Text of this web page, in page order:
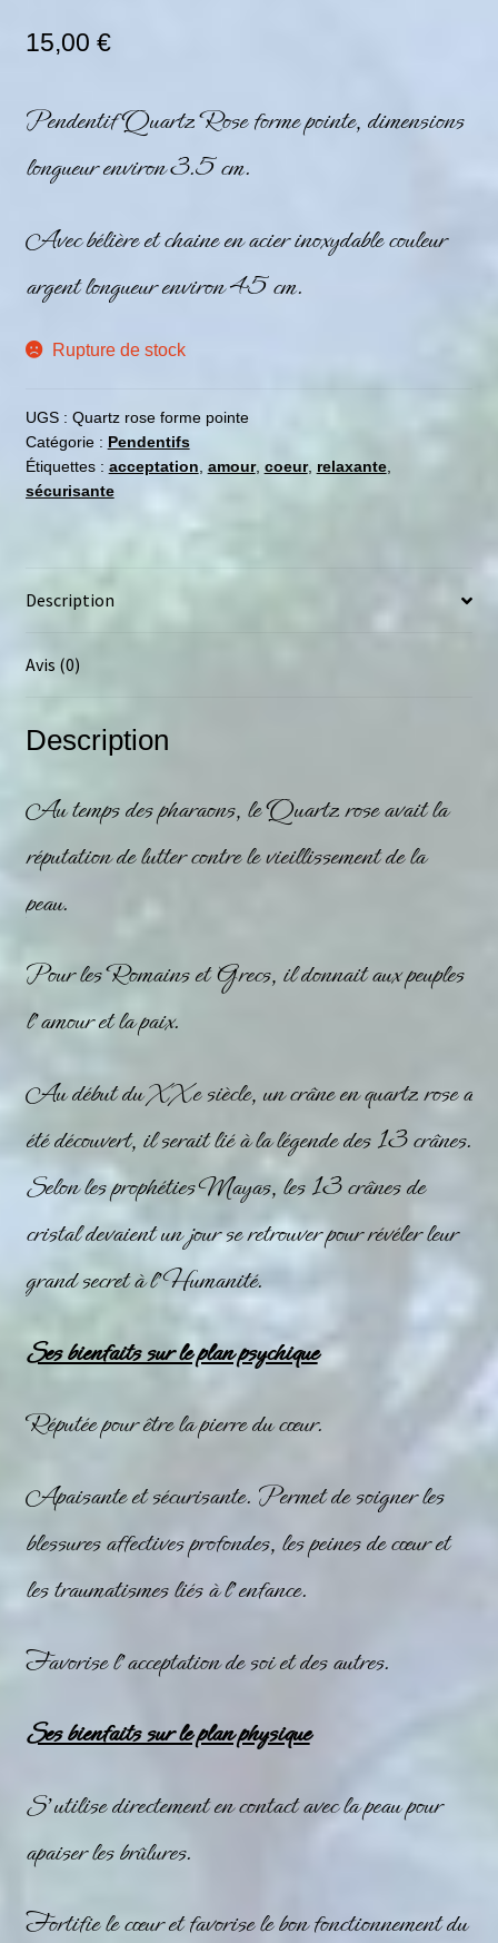
15,00 €
Pendentif Quartz Rose forme pointe, dimensions
longueur environ 3.5 cm.
Avec bélière et chaine en acier inoxydable couleur
argent longueur environ 45 cm.
Rupture de stock
UGS : Quartz rose forme pointe
Catégorie : Pendentifs
Étiquettes : acceptation, amour, coeur, relaxante,
sécurisante
Description
Avis (0)
Description
Au temps des pharaons, leQuartz roseavait la
réputation de lutter contre le vieillissement de la
peau.
Pour les Romains et Grecs, il donnait aux peuples
l’amour et la paix.
Au début du XXe siècle, un crâne en quartz rose a
été découvert, il serait lié à la légende des 13 crânes.
Selon les prophéties Mayas, les 13 crânes de
cristal devaient un jour se retrouver pour révéler leur
grand secret à l’Humanité.
Ses bienfaits sur le plan psychique
Réputée pour être la pierre du cœur.
Apaisante et sécurisante. Permet de soigner les
blessures affectives profondes, les peines de cœur et
les traumatismes liés à l’enfance.
Favorise l’acceptation de soi et des autres.
Ses bienfaits sur le plan physique
S’utilise directement en contact avec la peau pour
apaiser les brûlures.
Fortifie le cœur et favorise le bon fonctionnement du